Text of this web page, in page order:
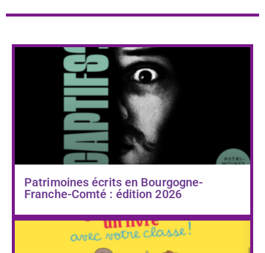
Patrimoines écrits en Bourgogne-
Franche-Comté : édition 2026